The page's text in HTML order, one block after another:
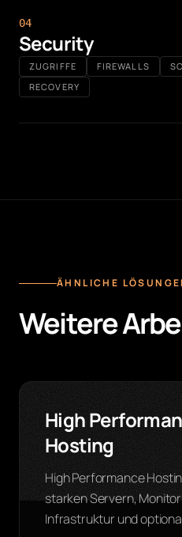
04
Security
ZUGRIFFE FIREWALLS
RECOVERY
ÄHNLICHE
Weitere
High
Hosting
High Performance
starken Servern,
Infrastruktur und